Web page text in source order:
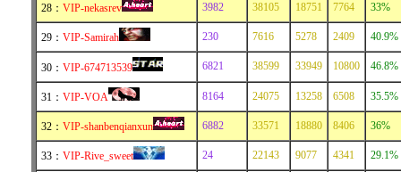
28： VIP-nekasrev 3982 38105 18751 7764 33%
29： VIP-Samirah 230 7616 5278 2409 40.9%
30： VIP-674713539 6821 38599 33949 10800 46.8%
31： VIP-VOA 8164 24075 13258 6508 35.5%
32： VIP-shanbenqianxun 6882 33571 18880 8406 36%
33： VIP-Rive_sweet 24 22143 9077 4341 29.1%